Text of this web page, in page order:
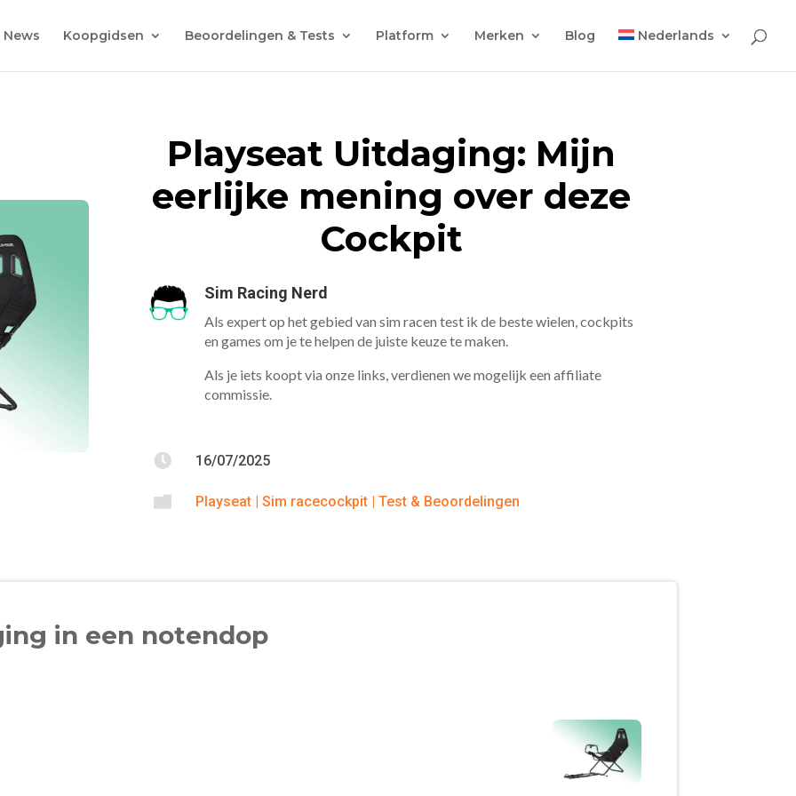
News Koopgidsen Beoordelingen & Tests Platform Merken Blog Nederlands
Playseat Uitdaging: Mijn
eerlijke mening over deze
Cockpit
Sim Racing Nerd
Als expert op het gebied van sim racen test ik de beste wielen, cockpits
en games om je te helpen de juiste keuze te maken.
Als je iets koopt via onze links, verdienen we mogelijk een affiliate
commissie.
 16/07/2025
 Playseat |Sim racecockpit |Test & Beoordelingen
in een notendop